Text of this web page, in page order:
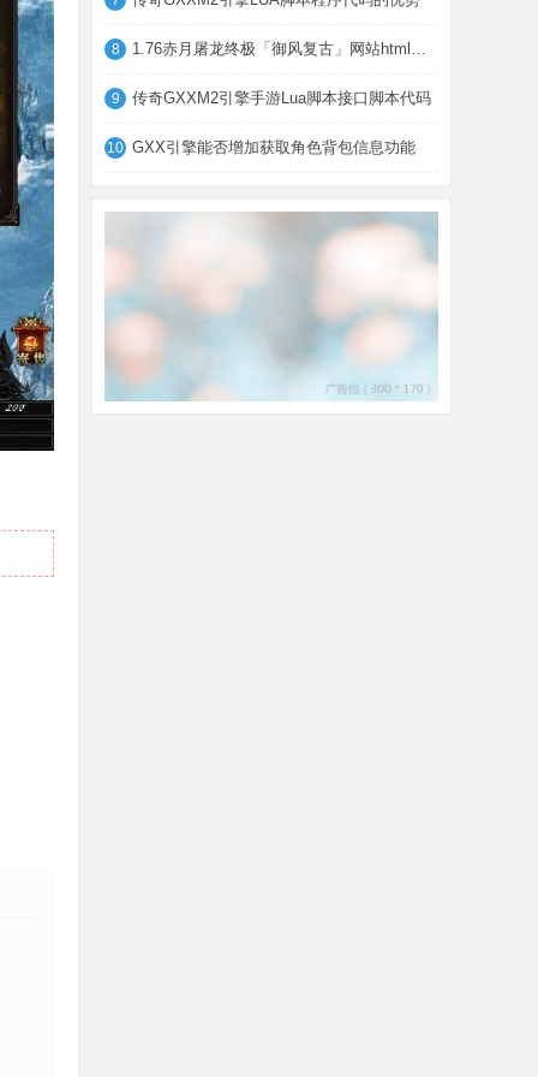
8 1.76赤月屠龙终极「御风复古」网站html模板
9 传奇GXXM2引擎手游Lua脚本接口脚本代码
10 GXX引擎能否增加获取角色背包信息功能